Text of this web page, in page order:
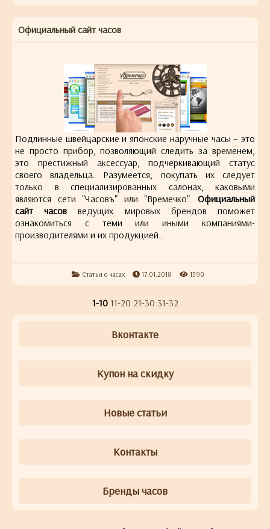
Официальный сайт часов
Подлинные швейцарские и японские наручные часы – это
не просто прибор, позволяющий следить за временем,
это престижный аксессуар, подчеркивающий статус
своего владельца. Разумеется, покупать их следует
только в специализированных салонах, каковыми
являются сети "Часовъ" или "Времечко". Официальный
сайт часов ведущих мировых брендов поможет
ознакомиться с теми или иными компаниями-
производителями и их продукцией..
Статьи о часах 17.01.2018 1390
1-10 11-20 21-30 31-32
Вконтакте
Купон на скидку
Новые статьи
Контакты
Бренды часов